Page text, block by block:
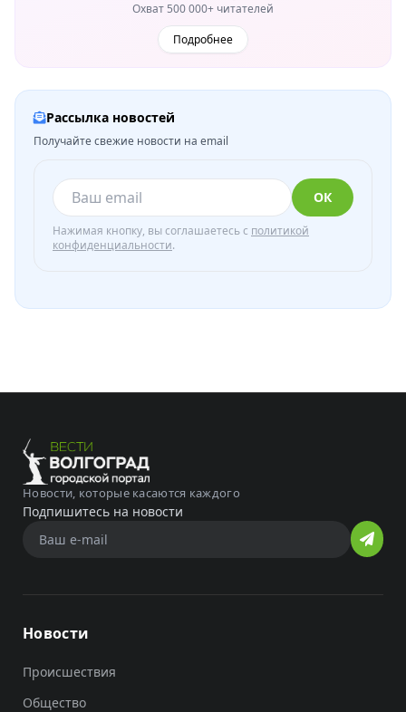
Охват 500 000+ читателей
Подробнее
Рассылка новостей
Получайте свежие новости на email
ОК
Нажимая кнопку, вы соглашаетесь с политикой
конфиденциальности.
Новости, которые касаются каждого
Подпишитесь на новости
Новости
Происшествия
Общество